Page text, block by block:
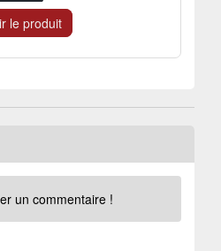
le produit
un commentaire !